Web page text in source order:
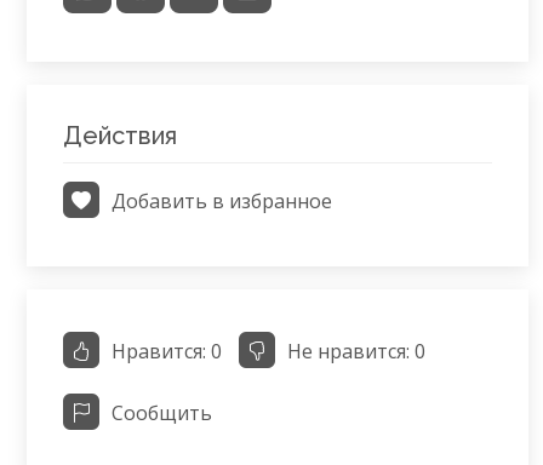
Действия
Добавить в избранное
Нравится: 0 Не нравится: 0
Сообщить